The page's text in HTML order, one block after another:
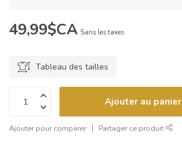
49,99$CA Sans les taxes
Tableau des tailles
Ajouter au panier
Ajouter pour comparer Partager ce produit